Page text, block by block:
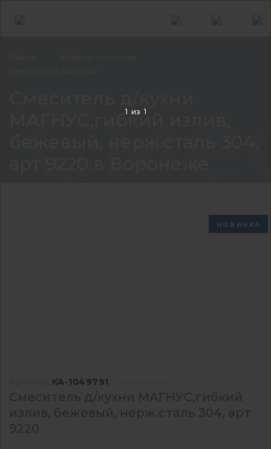
МАГНУС,гибкий излив,
НОВИНКА
КА-1049791
Смеситель д/кухни МАГНУС,гибкий
излив, бежевый, нерж.сталь 304, арт
9220
1 из 1